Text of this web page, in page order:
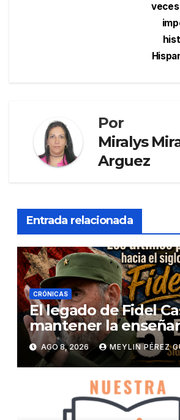
Por
Miralys
Arguez
Entrada relacionada
CRÓNICAS
El legado de Fidel
mantener la
un derecho
AGO 8, 2026 MEYLIN PÉREZ